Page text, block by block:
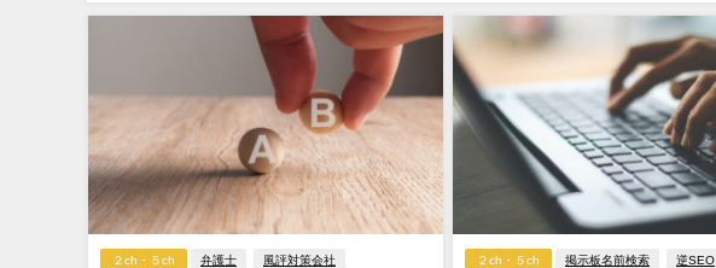
２ch・５ch 弁護士 風評対策会社 ２ch・５ch 掲示板名前検索 逆SEO